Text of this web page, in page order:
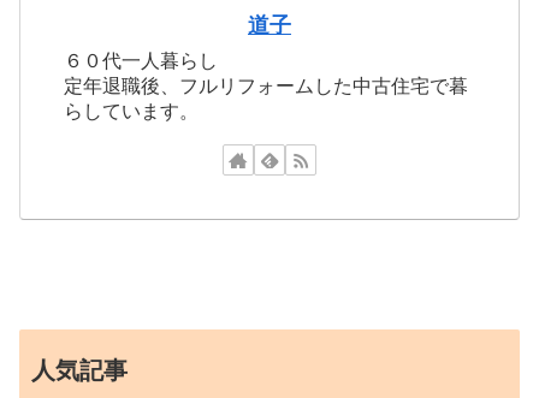
道子
６０代一人暮らし
定年退職後、フルリフォームした中古住宅で暮
らしています。
人気記事